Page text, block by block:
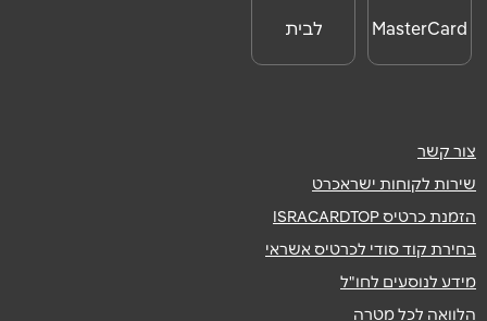
MasterCard
Day
לבית
צור קשר
שירות לקוחות ישראכרט
הזמנת כרטיס ISRACARDTOP
בחירת קוד סודי לכרטיס אשראי
מידע לנוסעים לחו"ל
הלוואה לכל מטרה